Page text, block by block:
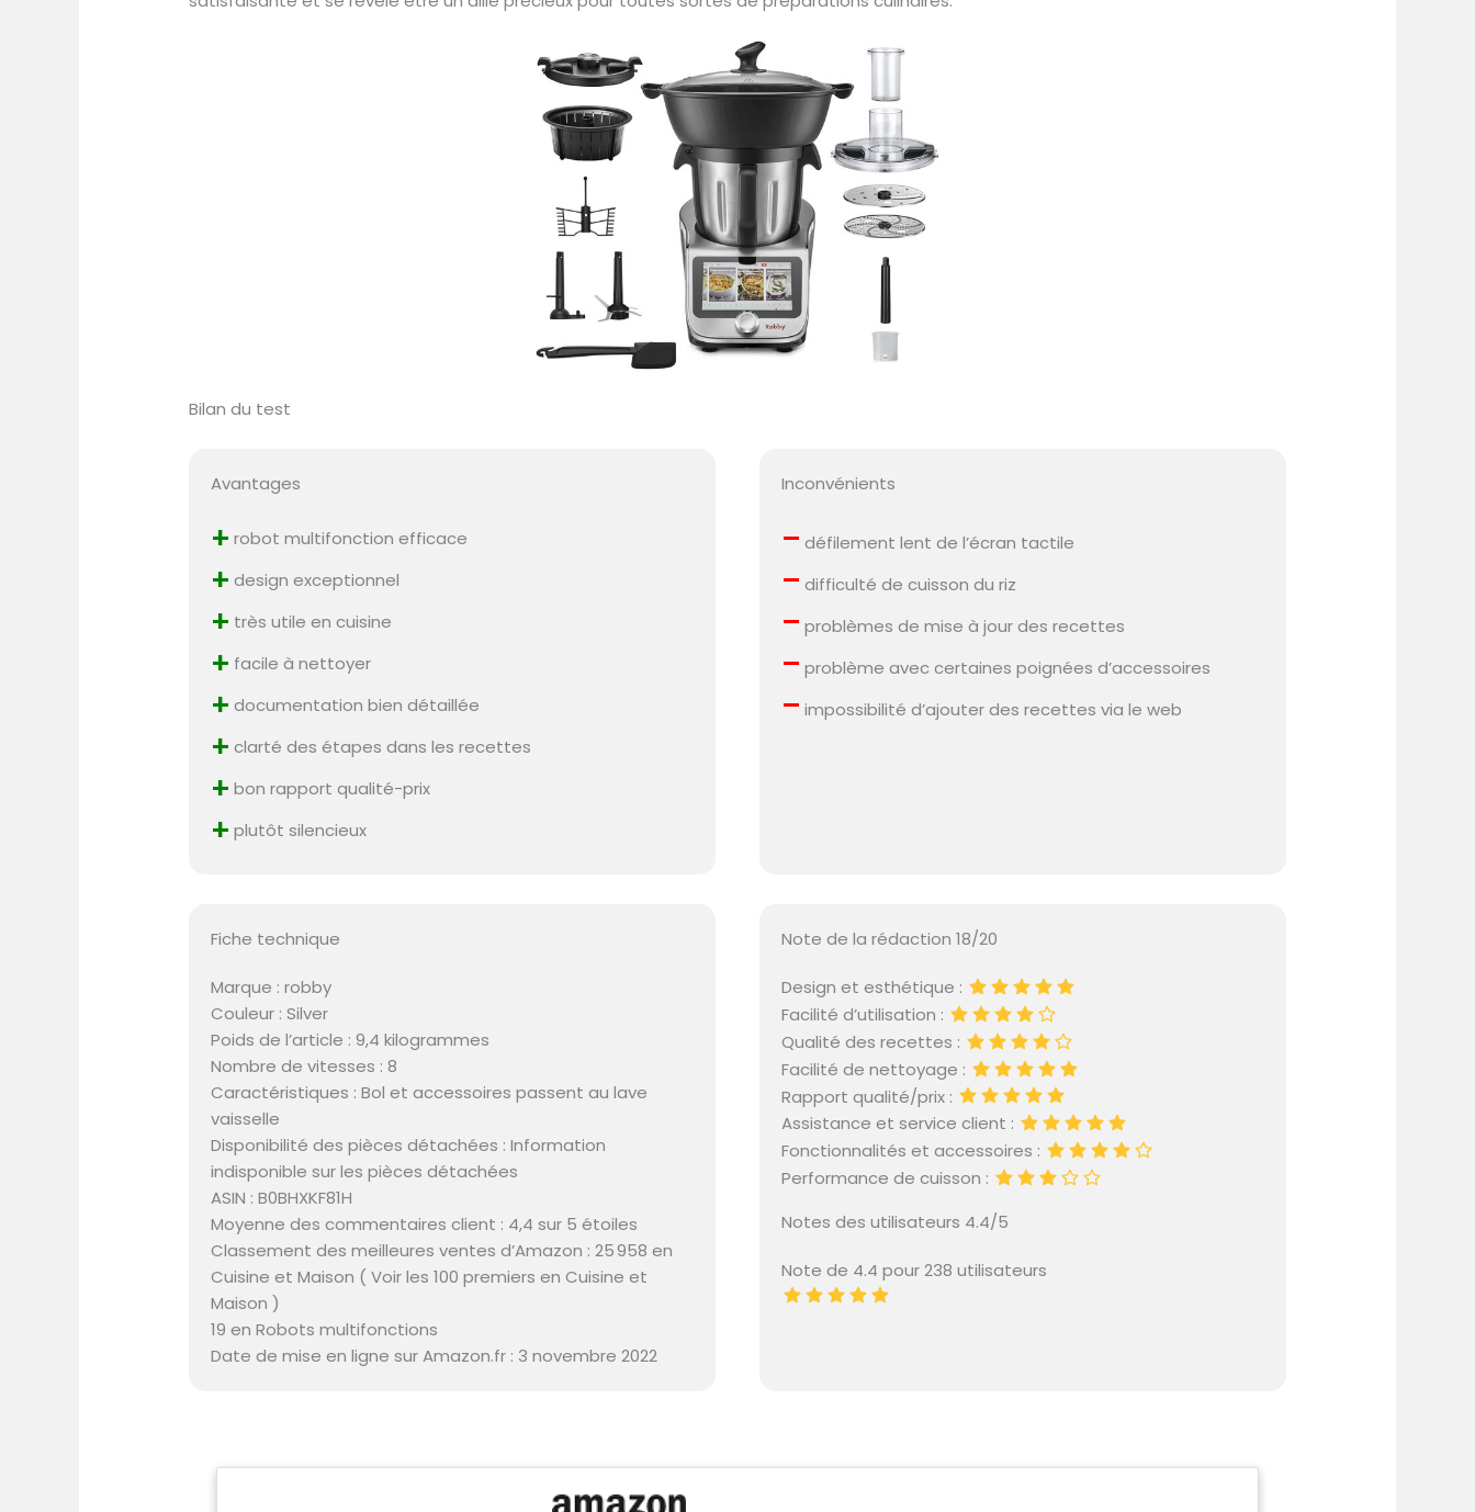
Bilan du test
Avantages
+ robot multifonction efficace
+ design exceptionnel
+ très utile en cuisine
+ facile à nettoyer
+ documentation bien détaillée
+ clarté des étapes dans les recettes
+ bon rapport qualité-prix
+ plutôt silencieux
Inconvénients
– défilement lent de l’écran tactile
– difficulté de cuisson du riz
– problèmes de mise à jour des recettes
– problème avec certaines poignées d’accessoires
– impossibilité d’ajouter des recettes via le web
Fiche technique
Marque : robby
Couleur : Silver
Poids de l’article : 9,4 kilogrammes
Nombre de vitesses : 8
Caractéristiques : Bol et accessoires passent au lave
vaisselle
Disponibilité des pièces détachées : Information
indisponible sur les pièces détachées
ASIN : B0BHXKF81H
Moyenne des commentaires client : 4,4 sur 5 étoiles
Classement des meilleures ventes d’Amazon : 25 958 en
Cuisine et Maison ( Voir les 100 premiers en Cuisine et
Maison )
19 en Robots multifonctions
Date de mise en ligne sur Amazon.fr : 3 novembre 2022
Note de la rédaction 18/20
Design et esthétique :
Facilité d’utilisation :
Qualité des recettes :
Facilité de nettoyage :
Rapport qualité/prix :
Assistance et service client :
Fonctionnalités et accessoires :
Performance de cuisson :
Notes des utilisateurs 4.4/5
Note de 4.4 pour 238 utilisateurs